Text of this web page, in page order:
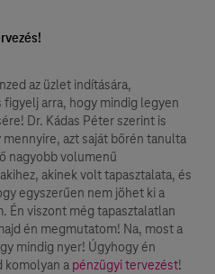
az üzlet indítására,
arra, hogy mindig legyen
Dr. Kádas Péter szerint is
azt saját bőrén tanulta
nagyobb volumenű
akinek volt tapasztalata, és
egyszerűen nem jöhet ki a
Én viszont még tapasztalatlan
én megmutatom! Na, most a
mindig nyer! Úgyhogy én
komolyan a pénzügyi tervezést!